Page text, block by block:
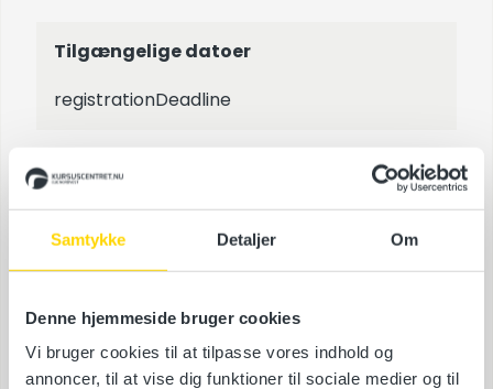
Samtykke Detaljer Om
Denne hjemmeside bruger cookies
Vi bruger cookies til at tilpasse vores indhold og
annoncer, til at vise dig funktioner til sociale medier og til
Tilgængelige datoer
registrationDeadline
Tilmeld kursus
Tilmeldingsfrist –{registrationDeadline}